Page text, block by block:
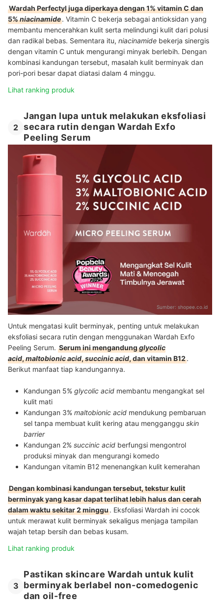
Wardah Perfectyl juga diperkaya dengan 1% vitamin C dan
5%niacinamide. Vitamin C bekerja sebagai antioksidan yang
membantu mencerahkan kulit serta melindungi kulit dari polusi
dan radikal bebas. Sementara itu, niacinamide bekerja sinergis
dengan vitamin C untuk mengurangi minyak berlebih. Dengan
kombinasi kandungan tersebut, masalah kulit berminyak dan
pori-pori besar dapat diatasi dalam 4 minggu.
Lihat ranking produk
2
Jangan lupa untuk melakukan eksfoliasi
secara rutin dengan Wardah Exfo
Peeling Serum
Sumber: shopee.co.id
Untuk mengatasi kulit berminyak, penting untuk melakukan
eksfoliasi secara rutin dengan menggunakan Wardah Exfo
Peeling Serum. Serum ini mengandungglycolic
acid,maltobionic acid,succinic acid, dan vitamin B12.
Berikut manfaat tiap kandungannya.
Kandungan 5% glycolic acid membantu mengangkat sel
kulit mati
Kandungan 3% maltobionic acid mendukung pembaruan
sel tanpa membuat kulit kering atau mengganggu skin
barrier
Kandungan 2% succinic acid berfungsi mengontrol
produksi minyak dan mengurangi komedo
Kandungan vitamin B12 menenangkan kulit kemerahan
Dengan kombinasi kandungan tersebut, tekstur kulit
berminyak yang kasar dapat terlihat lebih halus dan cerah
dalam waktu sekitar 2 minggu. Eksfoliasi Wardah ini cocok
untuk merawat kulit berminyak sekaligus menjaga tampilan
wajah tetap bersih dan bebas kusam.
Lihat ranking produk
3
Pastikan skincare Wardah untuk kulit
berminyak berlabel non-comedogenic
dan oil-free